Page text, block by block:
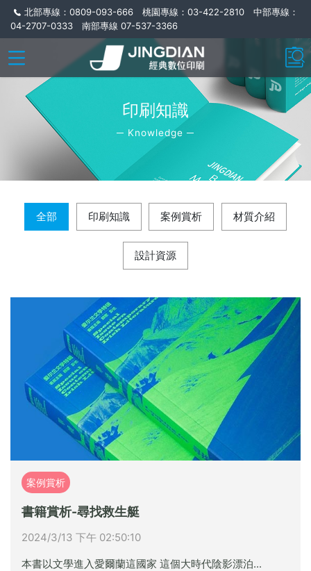
北部專線：0809-093-666 桃園專線：03-422-2810 中部專線：
04-2707-0333 南部專線 07-537-3366
印刷知識
─ Knowledge ─
全部 印刷知識 案例賞析 材質介紹
設計資源
案例賞析
書籍賞析-尋找救生艇
2024/3/13 下午 02:50:10
本書以文學進入愛爾蘭這國家 這個大時代陰影漂泊...